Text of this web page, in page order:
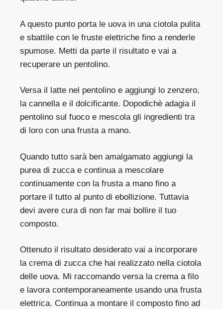
A questo punto porta le uova in una ciotola pulita
e sbattile con le fruste elettriche fino a renderle
spumose. Metti da parte il risultato e vai a
recuperare un pentolino.
Versa il latte nel pentolino e aggiungi lo zenzero,
la cannella e il dolcificante. Dopodichè adagia il
pentolino sul fuoco e mescola gli ingredienti tra
di loro con una frusta a mano.
Quando tutto sarà ben amalgamato aggiungi la
purea di zucca e continua a mescolare
continuamente con la frusta a mano fino a
portare il tutto al punto di ebollizione. Tuttavia
devi avere cura di non far mai bollire il tuo
composto.
Ottenuto il risultato desiderato vai a incorporare
la crema di zucca che hai realizzato nella ciotola
delle uova. Mi raccomando versa la crema a filo
e lavora contemporaneamente usando una frusta
elettrica. Continua a montare il composto fino ad